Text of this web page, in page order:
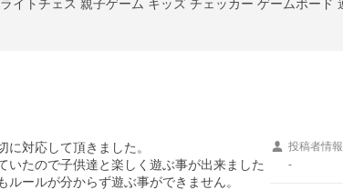
対応して頂きました。
たので子供達と楽しく遊ぶ事が出来ました
ールが分からず遊ぶ事ができません。
投稿者情報
-